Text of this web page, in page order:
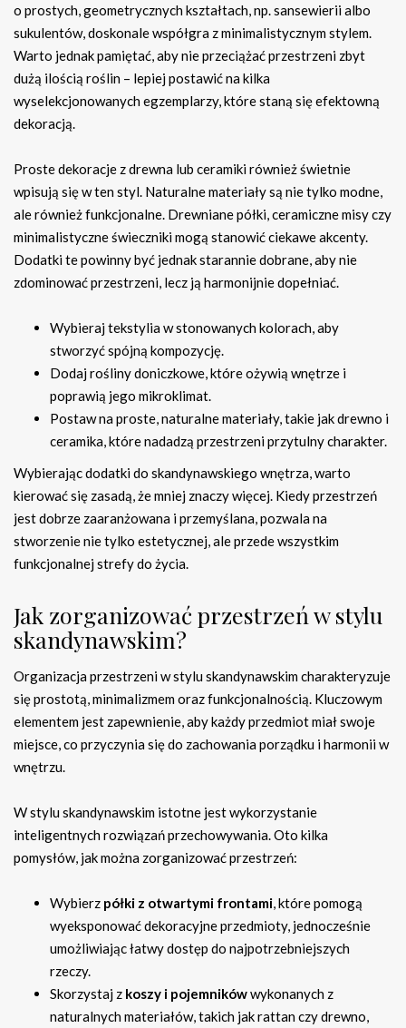
o prostych, geometrycznych kształtach, np. sansewierii albo
sukulentów, doskonale współgra z minimalistycznym stylem.
Warto jednak pamiętać, aby nie przeciążać przestrzeni zbyt
dużą ilością roślin – lepiej postawić na kilka
wyselekcjonowanych egzemplarzy, które staną się efektowną
dekoracją.
Proste dekoracje z drewna lub ceramiki również świetnie
wpisują się w ten styl. Naturalne materiały są nie tylko modne,
ale również funkcjonalne. Drewniane półki, ceramiczne misy czy
minimalistyczne świeczniki mogą stanowić ciekawe akcenty.
Dodatki te powinny być jednak starannie dobrane, aby nie
zdominować przestrzeni, lecz ją harmonijnie dopełniać.
Wybieraj tekstylia w stonowanych kolorach, aby
stworzyć spójną kompozycję.
Dodaj rośliny doniczkowe, które ożywią wnętrze i
poprawią jego mikroklimat.
Postaw na proste, naturalne materiały, takie jak drewno i
ceramika, które nadadzą przestrzeni przytulny charakter.
Wybierając dodatki do skandynawskiego wnętrza, warto
kierować się zasadą, że mniej znaczy więcej. Kiedy przestrzeń
jest dobrze zaaranżowana i przemyślana, pozwala na
stworzenie nie tylko estetycznej, ale przede wszystkim
funkcjonalnej strefy do życia.
Jak zorganizować przestrzeń w stylu
skandynawskim?
Organizacja przestrzeni w stylu skandynawskim charakteryzuje
się prostotą, minimalizmem oraz funkcjonalnością. Kluczowym
elementem jest zapewnienie, aby każdy przedmiot miał swoje
miejsce, co przyczynia się do zachowania porządku i harmonii w
wnętrzu.
W stylu skandynawskim istotne jest wykorzystanie
inteligentnych rozwiązań przechowywania. Oto kilka
pomysłów, jak można zorganizować przestrzeń:
Wybierz półki z otwartymi frontami, które pomogą
wyeksponować dekoracyjne przedmioty, jednocześnie
umożliwiając łatwy dostęp do najpotrzebniejszych
rzeczy.
Skorzystaj z koszy i pojemnikówwykonanych z
naturalnych materiałów, takich jak rattan czy drewno,